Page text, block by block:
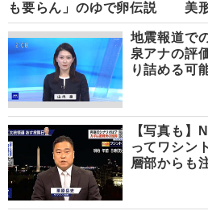
も要らん」のゆで卵伝説
美
地震報道で
泉アナの評
り詰める可
【写真も】
ってワシン
層部からも